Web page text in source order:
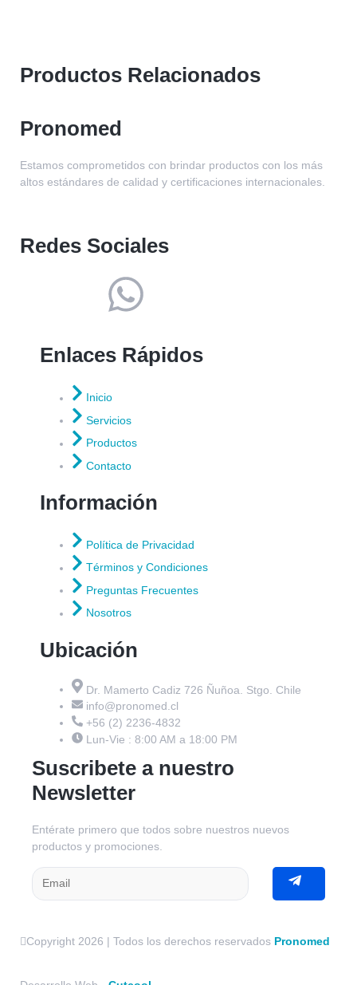
Productos Relacionados
Pronomed
Estamos comprometidos con brindar productos con los más
altos estándares de calidad y certificaciones internacionales.
Redes Sociales
Enlaces Rápidos
Inicio
Servicios
Productos
Contacto
Información
Política de Privacidad
Términos y Condiciones
Preguntas Frecuentes
Nosotros
Ubicación
Dr. Mamerto Cadiz 726 Ñuñoa. Stgo. Chile
info@pronomed.cl
+56 (2) 2236-4832
Lun-Vie : 8:00 AM a 18:00 PM
Suscribete a nuestro
Newsletter
Entérate primero que todos sobre nuestros nuevos
productos y promociones.
Copyright 2026 | Todos los derechos reservados Pronomed